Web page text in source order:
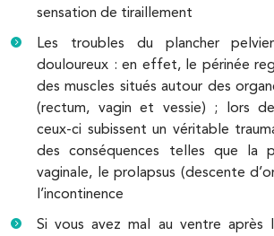
sensation de tiraillement
Les troubles du plancher
douloureux : en effet, le périnée
des muscles situés autour des
(rectum, vagin et vessie) ; lors de
ceux-ci subissent un véritable
des conséquences telles que la
vaginale, le prolapsus (descente
l’incontinence
Si vous avez mal au ventre après
PRENEZ RDV SUR
PRENEZ RDV SUR
IK Paris 17 – Villiers
68 Av. de Villiers 75017 Paris
01 44 90 90 40
Kinésithérapie Balnéothérapie